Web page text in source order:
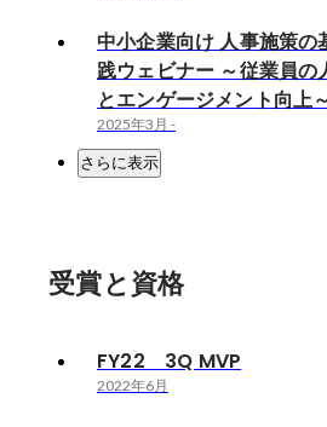
中小企業向け 人事施策の
践ウェビナー ～従業員の
とエンゲージメント向上
2025年3月 -
さらに表示
受賞と資格
FY22 3Q MVP
2022年6月